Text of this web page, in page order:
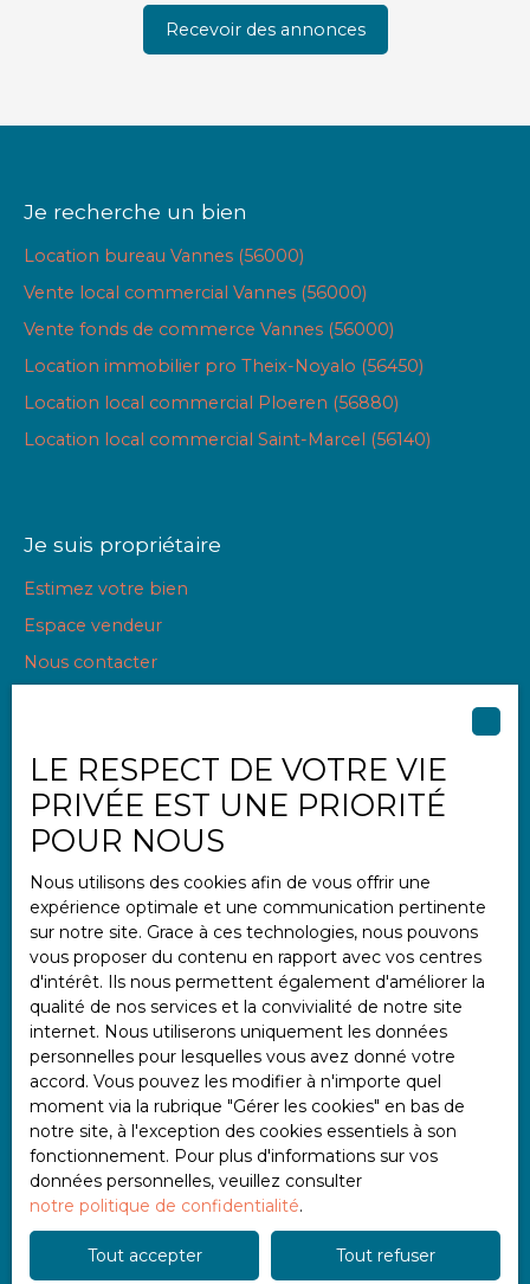
Recevoir des annonces
Je recherche un bien
Location bureau Vannes (56000)
Vente local commercial Vannes (56000)
Vente fonds de commerce Vannes (56000)
Location immobilier pro Theix-Noyalo (56450)
Location local commercial Ploeren (56880)
Location local commercial Saint-Marcel (56140)
Je suis propriétaire
Estimez votre bien
Espace vendeur
Nous contacter
Informations
Nos honoraires
Mentions légales
Politique de confidentialité
Plan du site
Gérer les cookies
Propulsé par
+33 2 97 47 11 11
2 place Albert Einstein
56000 Vannes
LE RESPECT DE VOTRE VIE
PRIVÉE EST UNE PRIORITÉ
POUR NOUS
Nous utilisons des cookies afin de vous offrir une
expérience optimale et une communication pertinente
sur notre site. Grace à ces technologies, nous pouvons
vous proposer du contenu en rapport avec vos centres
d'intérêt. Ils nous permettent également d'améliorer la
qualité de nos services et la convivialité de notre site
internet. Nous utiliserons uniquement les données
personnelles pour lesquelles vous avez donné votre
accord. Vous pouvez les modifier à n'importe quel
moment via la rubrique ″Gérer les cookies″ en bas de
notre site, à l'exception des cookies essentiels à son
fonctionnement. Pour plus d'informations sur vos
données personnelles, veuillez consulter
notre politique de confidentialité.
Tout accepter Tout refuser